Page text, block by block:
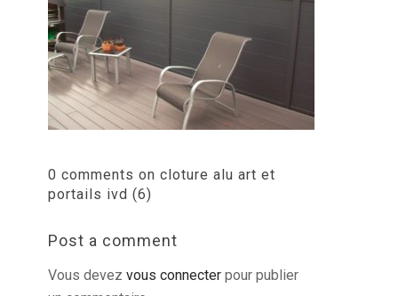
0 comments on cloture alu art et
portails ivd (6)
Post a comment
Vous devez vous connecter pour publier